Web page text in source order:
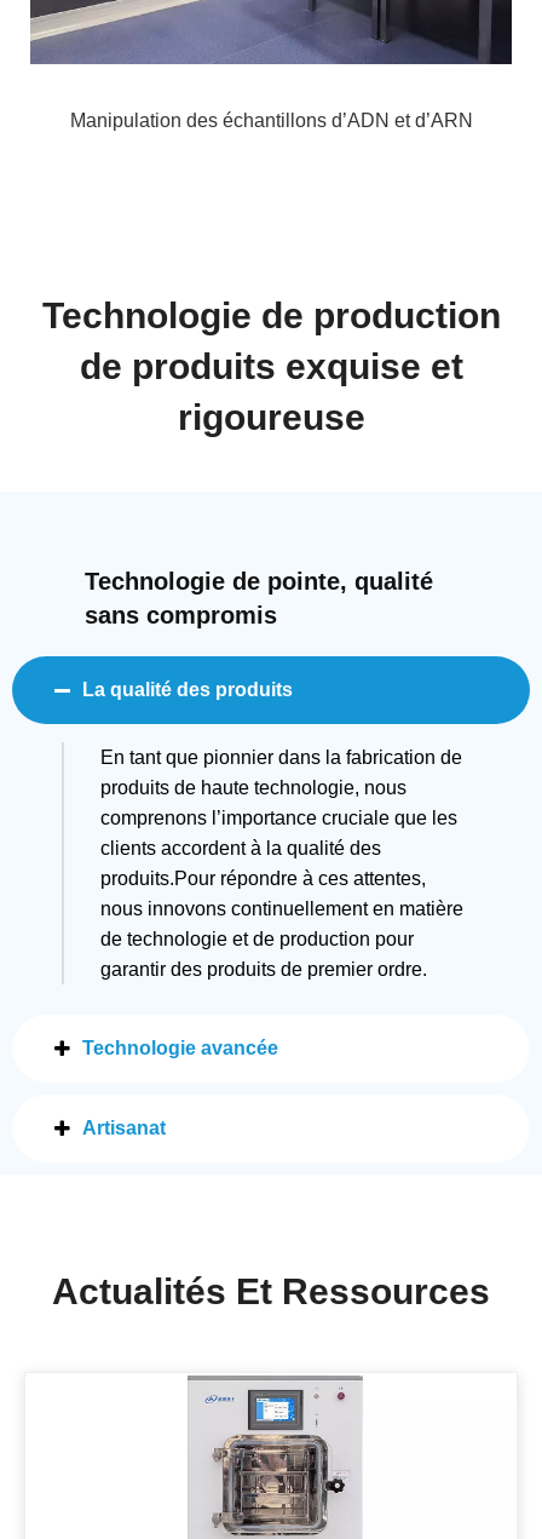
Manipulation des échantillons d’ADN et d’ARN
Technologie de production
de produits exquise et
rigoureuse
Technologie de pointe, qualité
sans compromis
La qualité des produits
En tant que pionnier dans la fabrication de
produits de haute technologie, nous
comprenons l’importance cruciale que les
clients accordent à la qualité des
produits.Pour répondre à ces attentes,
nous innovons continuellement en matière
de technologie et de production pour
garantir des produits de premier ordre.
Technologie avancée
Artisanat
Actualités Et Ressources